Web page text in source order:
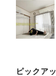
ピックア